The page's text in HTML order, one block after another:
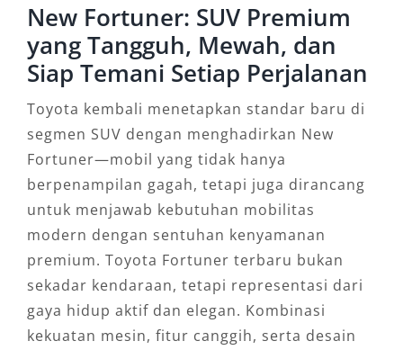
New Fortuner: SUV Premium
yang Tangguh, Mewah, dan
Siap Temani Setiap Perjalanan
Toyota kembali menetapkan standar baru di
segmen SUV dengan menghadirkan New
Fortuner—mobil yang tidak hanya
berpenampilan gagah, tetapi juga dirancang
untuk menjawab kebutuhan mobilitas
modern dengan sentuhan kenyamanan
premium. Toyota Fortuner terbaru bukan
sekadar kendaraan, tetapi representasi dari
gaya hidup aktif dan elegan. Kombinasi
kekuatan mesin, fitur canggih, serta desain